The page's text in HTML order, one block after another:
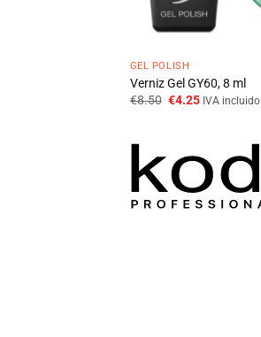
GEL POLISH
Verniz Gel GY60, 8 ml
€8.50 O
€4.25OIVA incluido